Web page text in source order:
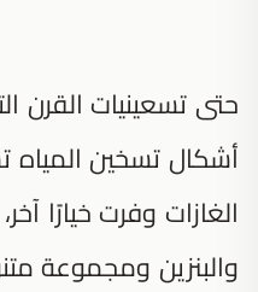
حتى تسعينيات القرن
أشكال تسخين المياه
الغازات وفرت خيارًا
والبنزين ومجموعة